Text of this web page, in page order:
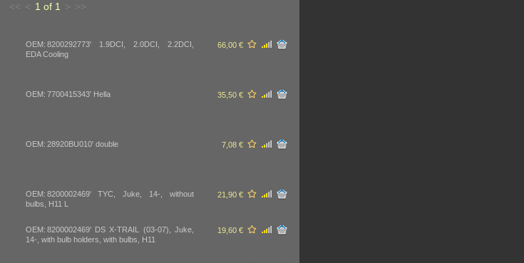
<< < 1 of 1 > >>
OEM: 8200292773' 1.9DCI, 2.0DCI, 2.2DCI,
EDA Cooling
66,00 €
OEM: 7700415343' Hella 35,50 €
OEM: 28920BU010' double 7,08 €
OEM: 8200002469' TYC, Juke, 14-, without
bulbs, H11 L
21,90 €
OEM: 8200002469' DS X-TRAIL (03-07), Juke,
14-, with bulb holders, with bulbs, H11
19,60 €